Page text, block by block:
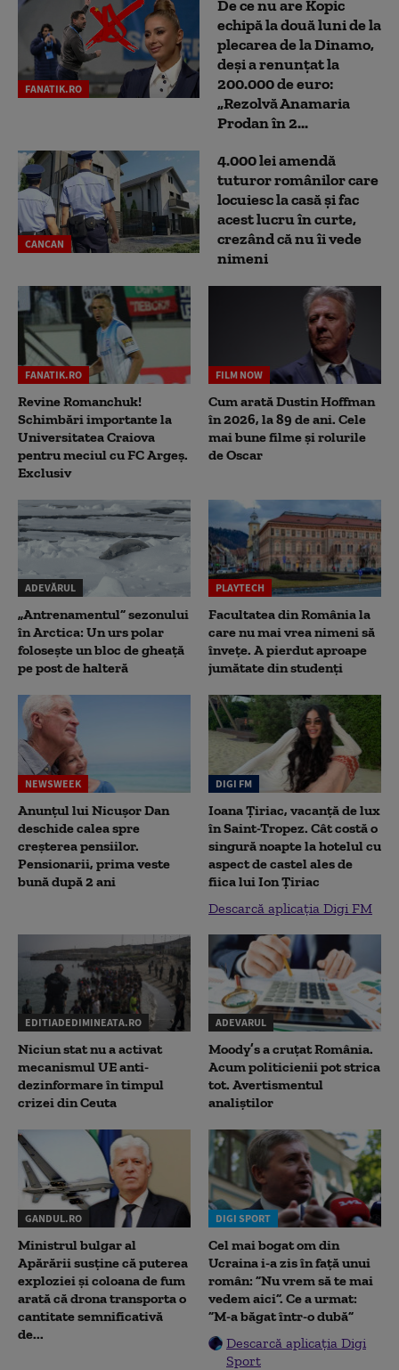
FANATIK.RO
De ce nu are Kopic
echipă la două luni de la
plecarea de la Dinamo,
deși a renunțat la
200.000 de euro:
„Rezolvă Anamaria
Prodan în 2...
CANCAN
4.000 lei amendă
tuturor românilor care
locuiesc la casă și fac
acest lucru în curte,
crezând că nu îi vede
nimeni
FANATIK.RO
Revine Romanchuk!
Schimbări importante la
Universitatea Craiova
pentru meciul cu FC Argeş.
Exclusiv
FILM NOW
Cum arată Dustin Hoffman
în 2026, la 89 de ani. Cele
mai bune filme și rolurile
de Oscar
ADEVĂRUL
„Antrenamentul” sezonului
în Arctica: Un urs polar
folosește un bloc de gheață
pe post de halteră
PLAYTECH
Facultatea din România la
care nu mai vrea nimeni să
înveţe. A pierdut aproape
jumătate din studenţi
NEWSWEEK
Anunțul lui Nicușor Dan
deschide calea spre
creșterea pensiilor.
Pensionarii, prima veste
bună după 2 ani
DIGI FM
Ioana Țiriac, vacanță de lux
în Saint-Tropez. Cât costă o
singură noapte la hotelul cu
aspect de castel ales de
fiica lui Ion Țiriac
Descarcă aplicația Digi FM
EDITIADEDIMINEATA.RO
Niciun stat nu a activat
mecanismul UE anti-
dezinformare în timpul
crizei din Ceuta
ADEVARUL
Moody’s a cruțat România.
Acum politicienii pot strica
tot. Avertismentul
analiștilor
GANDUL.RO
Ministrul bulgar al
Apărării susține că puterea
exploziei și coloana de fum
arată că drona transporta o
cantitate semnificativă
de...
DIGI SPORT
Cel mai bogat om din
Ucraina i-a zis în față unui
român: ”Nu vrem să te mai
vedem aici”. Ce a urmat:
”M-a băgat într-o dubă”
Descarcă aplicația Digi
Sport